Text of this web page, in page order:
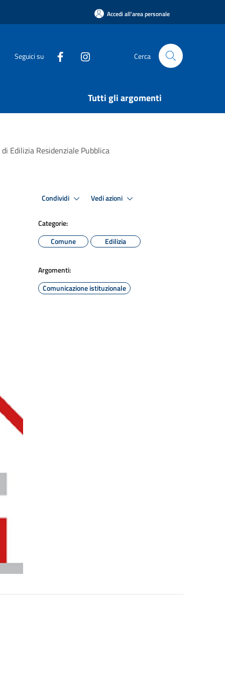
Accedi all'area personale
Seguici su Cerca
Tutti gli argomenti
Edilizia Residenziale Pubblica
Condividi Vedi azioni
Categorie:
Comune
Edilizia
Argomenti:
Comunicazione istituzionale